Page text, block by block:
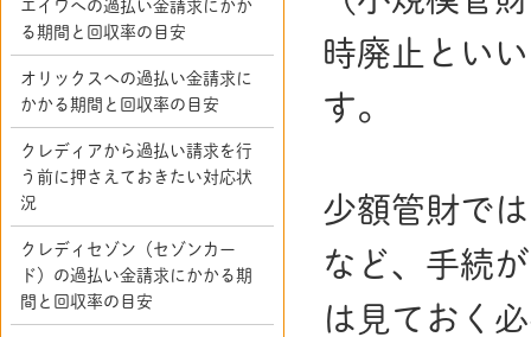
時廃止とい
す。
少額管財で
など、手続
は見ておく
エイワへの過払い金請求にかか
る期間と回収率の目安
オリックスへの過払い金請求に
かかる期間と回収率の目安
クレディアから過払い請求を行
う前に押さえておきたい対応状
況
クレディセゾン（セゾンカー
ド）の過払い金請求にかかる期
間と回収率の目安